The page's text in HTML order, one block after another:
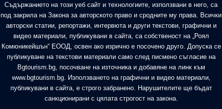
Съдържанието на този уеб сайт и технологиите, използвани в него, са
под закрила на Закона за авторското право и сродните му права. Всички
авторски статии, репортажи, интервюта и други текстови, графични и
видео материали, публикувани в сайта, са собственост на „Роял
Комюникейшън“ ЕООД, освен ако изрично е посочено друго. Допуска се
публикуване на текстови материали само след писмено съгласие на
Bgtourism.bg, посочване на източника и добавяне на линк към
www.bgtourism.bg. Използването на графични и видео материали,
публикувани в сайта, е строго забранено. Нарушителите ще бъдат
санкционирани с цялата строгост на закона.